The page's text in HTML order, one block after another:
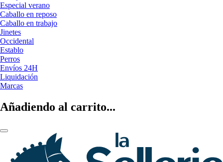
Especial verano
Caballo en reposo
Caballo en trabajo
Jinetes
Occidental
Establo
Perros
Envíos 24H
Liquidación
Marcas
Añadiendo al carrito...